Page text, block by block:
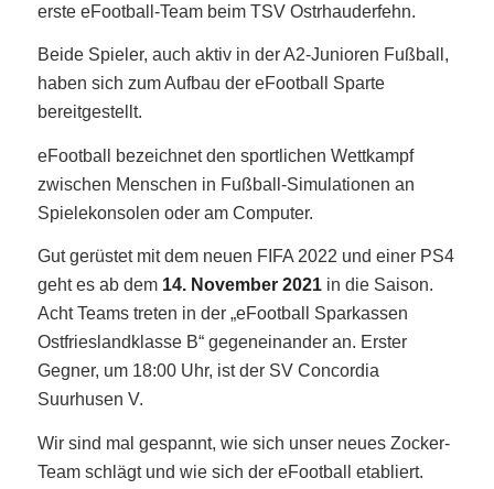
erste eFootball-Team beim TSV Ostrhauderfehn.
Beide Spieler, auch aktiv in der A2-Junioren Fußball,
haben sich zum Aufbau der eFootball Sparte
bereitgestellt.
eFootball bezeichnet den sportlichen Wettkampf
zwischen Menschen in Fußball-Simulationen an
Spielekonsolen oder am Computer.
Gut gerüstet mit dem neuen FIFA 2022 und einer PS4
geht es ab dem 14. November 2021in die Saison.
Acht Teams treten in der „eFootball Sparkassen
Ostfrieslandklasse B“ gegeneinander an. Erster
Gegner, um 18:00 Uhr, ist der SV Concordia
Suurhusen V.
Wir sind mal gespannt, wie sich unser neues Zocker-
Team schlägt und wie sich der eFootball etabliert.